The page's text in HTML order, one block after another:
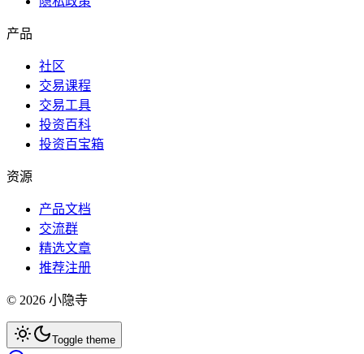
产品
社区
交易课程
交易工具
投资百科
投资百宝箱
资源
产品文档
交流群
精选文章
推荐注册
© 2026 小隐寺
Toggle theme